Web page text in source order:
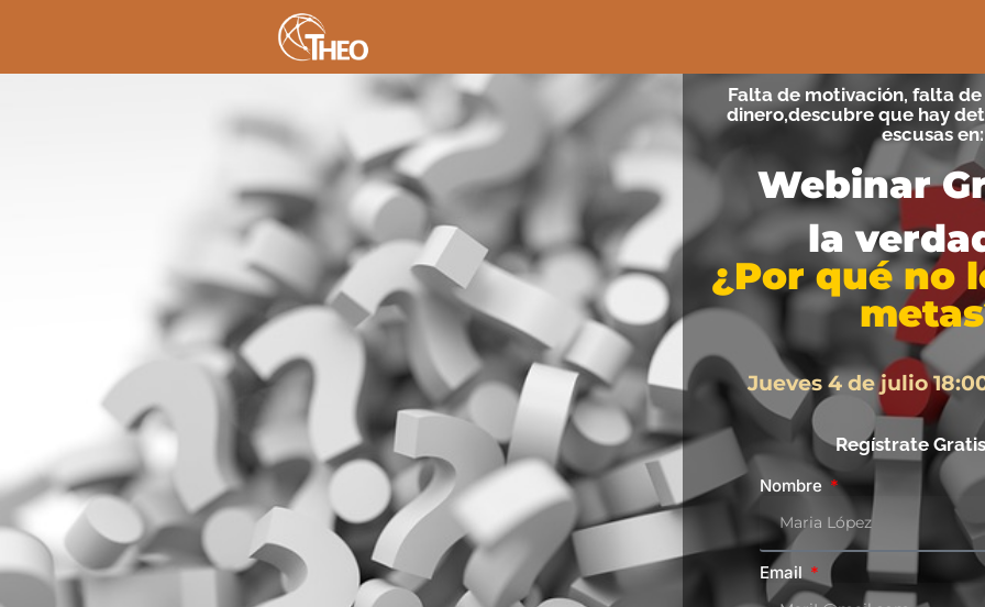
Falta de motivación, falta
dinero,descubre que hay
escusas en:
Webinar
la
¿Por qué no
Jueves 4 de julio
Regístrate
Nombre
Email